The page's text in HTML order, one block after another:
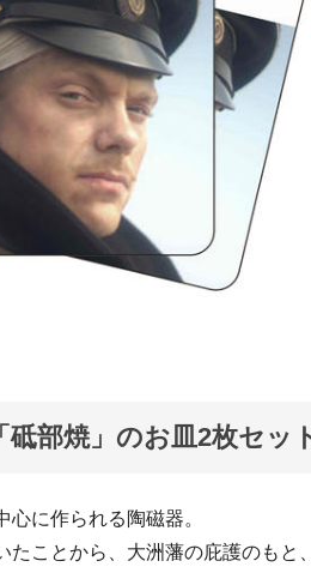
部焼」のお皿2枚セッ
に作られる陶磁器。
たことから、大洲藩の庇護のもと